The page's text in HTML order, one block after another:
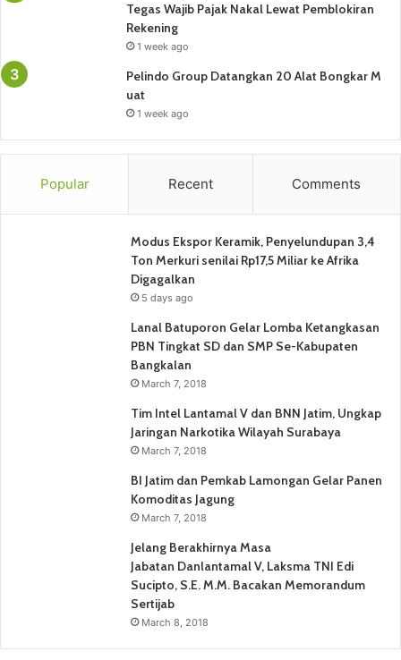
Tegas Wajib Pajak Nakal Lewat Pemblokiran
Rekening
1 week ago
Pelindo Group Datangkan 20 Alat Bongkar M
uat
1 week ago
Popular Recent Comments
Modus Ekspor Keramik, Penyelundupan 3,4
Ton Merkuri senilai Rp17,5 Miliar ke Afrika
Digagalkan
5 days ago
Lanal Batuporon Gelar Lomba Ketangkasan
PBN Tingkat SD dan SMP Se-Kabupaten
Bangkalan
March 7, 2018
Tim Intel Lantamal V dan BNN Jatim, Ungkap
Jaringan Narkotika Wilayah Surabaya
March 7, 2018
BI Jatim dan Pemkab Lamongan Gelar Panen
Komoditas Jagung
March 7, 2018
Jelang Berakhirnya Masa
Jabatan Danlantamal V, Laksma TNI Edi
Sucipto, S.E. M.M. Bacakan Memorandum
Sertijab
March 8, 2018